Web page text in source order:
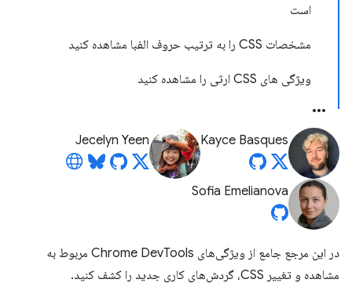
است
مشخصات CSS را به ترتیب حروف الفبا مشاهده کنید
ویژگی های CSS ارثی را مشاهده کنید
Kayce Basques
Jecelyn Yeen
Sofia Emelianova
در این مرجع جامع از ویژگی‌های Chrome DevTools مربوط به
مشاهده و تغییر CSS، گردش‌های کاری جدید را کشف کنید.